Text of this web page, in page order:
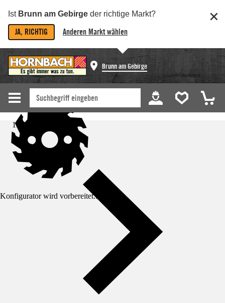
Ist Brunn am Gebirge der richtige Markt?
JA, RICHTIG Anderen Markt wählen
Brunn am Gebirge
Konfigurator wird vorbereitet...
Startseite